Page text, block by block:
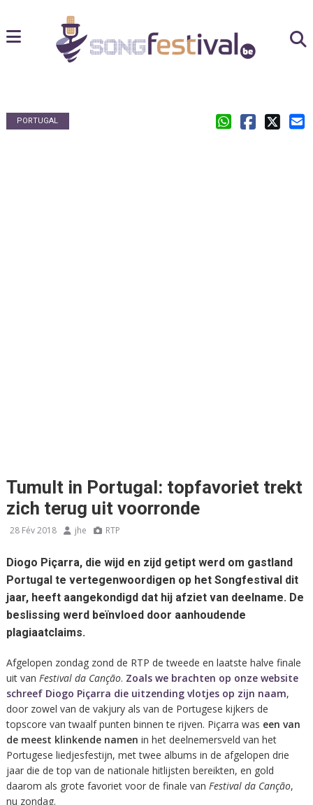
PORTUGAL
Tumult in Portugal: topfavoriet trekt
zich terug uit voorronde
28 Fév 2018 jhe RTP
Diogo Piçarra, die wijd en zijd getipt werd om gastland
Portugal te vertegenwoordigen op het Songfestival dit
jaar, heeft aangekondigd dat hij afziet van deelname. De
beslissing werd beïnvloed door aanhoudende
plagiaatclaims.
Afgelopen zondag zond de RTP de tweede en laatste halve finale
uit van Festival da Canção. Zoals we brachten op onze website
schreef Diogo Piçarra die uitzending vlotjes op zijn naam,
door zowel van de vakjury als van de Portugese kijkers de
topscore van twaalf punten binnen te rijven. Piçarra was een van
de meest klinkende namen in het deelnemersveld van het
Portugese liedjesfestijn, met twee albums in de afgelopen drie
jaar die de top van de nationale hitlijsten bereikten, en gold
daarom als grote favoriet voor de finale van Festival da Canção,
nu zondag.